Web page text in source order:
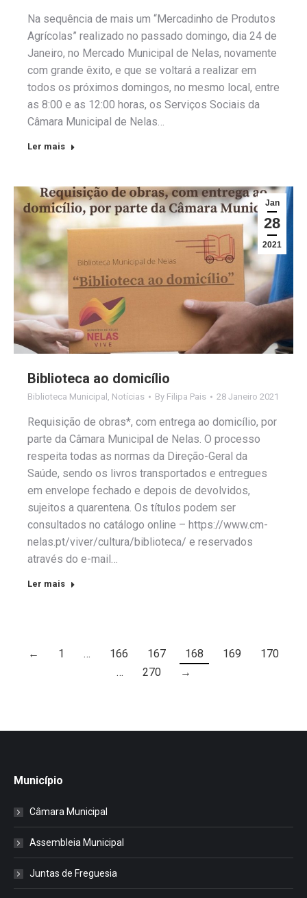
Na sequência de mais um “Mercadinho de Produtos
Agrícolas” realizado no passado domingo, dia 24 de
Janeiro, no Mercado Municipal de Nelas, novamente
com grande êxito, e que se voltará a realizar em
todos os próximos domingos, no mesmo local, entre
as 8:00 e as 12:00 horas, os Serviços Sociais da
Câmara Municipal de Nelas…
Ler mais
Jan
28
2021
Biblioteca ao domicílio
Biblioteca Municipal , Notícias By Filipa Pais 28 Janeiro 2021
Requisição de obras*, com entrega ao domicílio, por
parte da Câmara Municipal de Nelas. O processo
respeita todas as normas da Direção-Geral da
Saúde, sendo os livros transportados e entregues
em envelope fechado e depois de devolvidos,
sujeitos a quarentena. Os títulos podem ser
consultados no catálogo online – https://www.cm-
nelas.pt/viver/cultura/biblioteca/ e reservados
através do e-mail…
Ler mais
← 1 … 166 167 168 169
170
…
270 →
Município
Câmara Municipal
Assembleia Municipal
Juntas de Freguesia